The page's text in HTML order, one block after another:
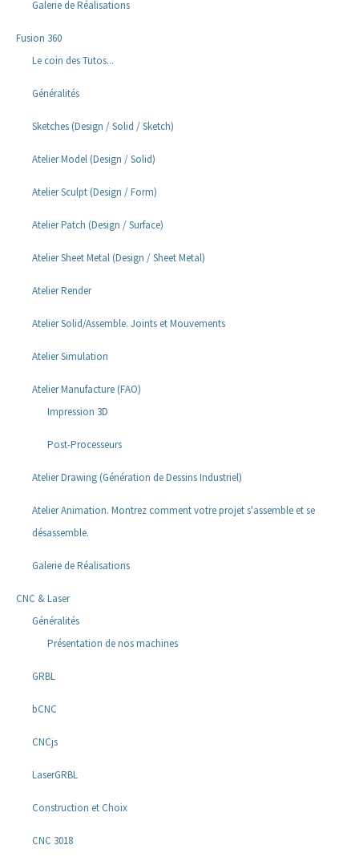
Galerie de Réalisations
Fusion 360
Le coin des Tutos...
Généralités
Sketches (Design / Solid / Sketch)
Atelier Model (Design / Solid)
Atelier Sculpt (Design / Form)
Atelier Patch (Design / Surface)
Atelier Sheet Metal (Design / Sheet Metal)
Atelier Render
Atelier Solid/Assemble. Joints et Mouvements
Atelier Simulation
Atelier Manufacture (FAO)
Impression 3D
Post-Processeurs
Atelier Drawing (Génération de Dessins Industriel)
Atelier Animation. Montrez comment votre projet s'assemble et se
désassemble.
Galerie de Réalisations
CNC & Laser
Généralités
Présentation de nos machines
GRBL
bCNC
CNCjs
LaserGRBL
Construction et Choix
CNC 3018